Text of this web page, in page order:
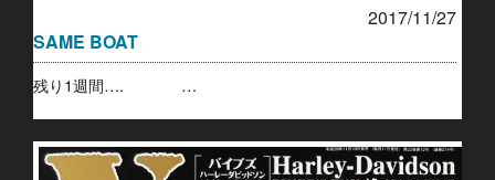
2017/11/27
SAME BOAT
残り1週間…. …